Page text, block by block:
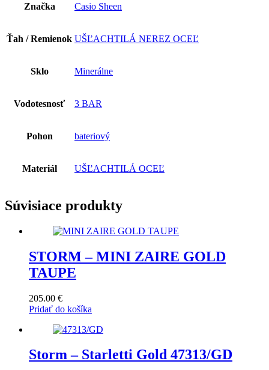
Značka Casio Sheen
Ťah / Remienok UŠĽACHTILÁ NEREZ OCEĽ
Sklo Minerálne
Vodotesnosť 3 BAR
Pohon bateriový
Materiál UŠĽACHTILÁ OCEĽ
Súvisiace produkty
STORM – MINI ZAIRE GOLD
TAUPE
205.00 €
Pridať do košíka
Storm – Starletti Gold 47313/GD